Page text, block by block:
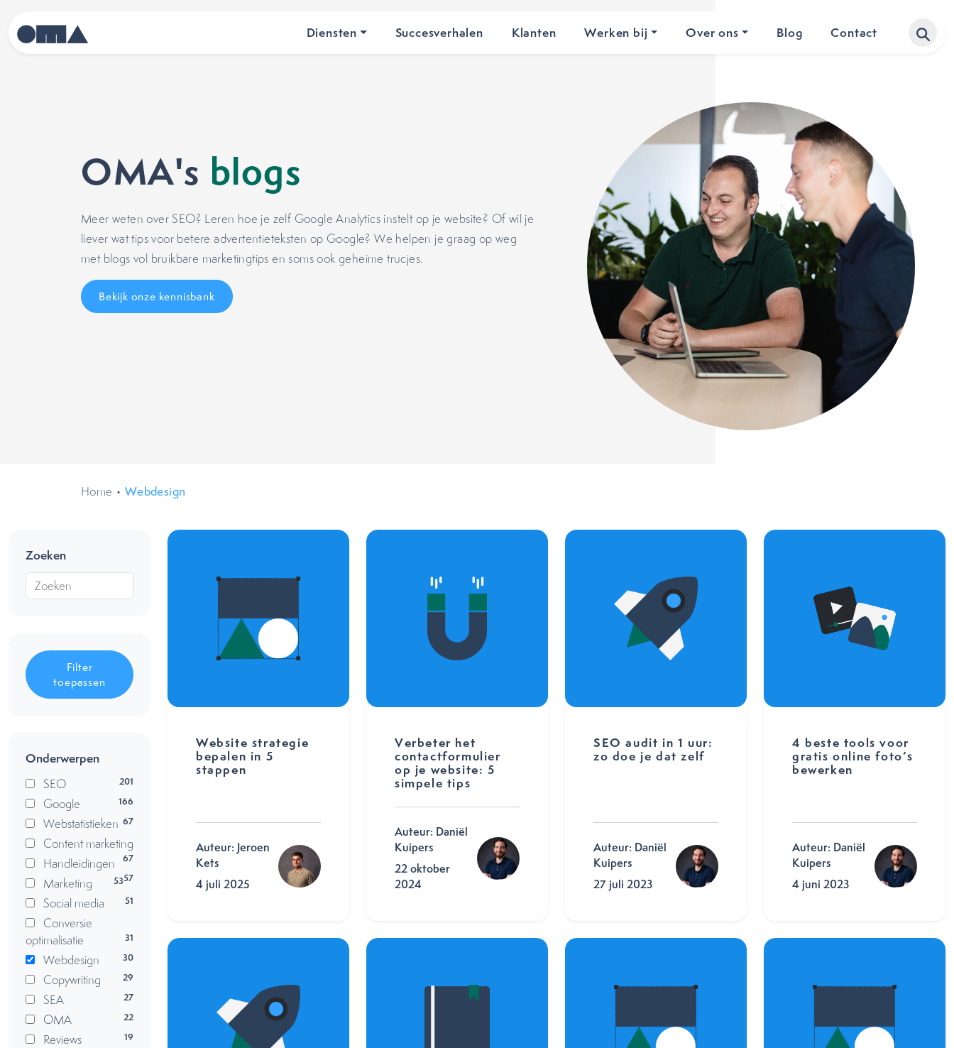
Diensten Succesverhalen Klanten Werken bij Over ons Blog Contact
OMA's blogs
Meer weten over SEO? Leren hoe je zelf Google Analytics instelt op je website? Of wil je
liever wat tips voor betere advertentieteksten op Google? We helpen je graag op weg
met blogs vol bruikbare marketingtips en soms ook geheime trucjes.
Bekijk onze kennisbank
Home • Webdesign
Zoeken
Filter
toepassen
Onderwerpen
SEO 201
Google 166
Webstatistieken 67
Content marketing
67
Handleidingen
57
Marketing 53
Social media 51
Conversie
optimalisatie
31
Webdesign 30
Copywriting 29
SEA 27
OMA 22
Reviews 19
Website strategie
bepalen in 5
stappen
Auteur: Jeroen
Kets
4 juli 2025
Verbeter het
contactformulier
op je website: 5
simpele tips
Auteur: Daniël
Kuipers
22 oktober
2024
SEO audit in 1 uur:
zo doe je dat zelf
Auteur: Daniël
Kuipers
27 juli 2023
4 beste tools voor
gratis online foto’s
bewerken
Auteur: Daniël
Kuipers
4 juni 2023